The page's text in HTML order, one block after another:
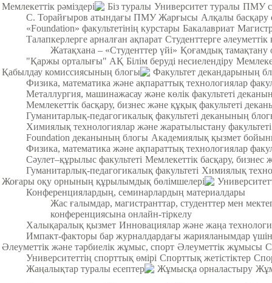
Мемлекеттік рәміздері
Біз туралы Университет туралы ПМУ
С. Торайғыров атындағы ПМУ Жарғысы Алқалы басқару
«Foundation» факультетінің курстары Бакалавриат
Талапкерлерге арналған ақпарат Студенттерге әлеуметтік
Жатақхана – «Студенттер үйі» Қоғамдық тамақтану
"Қаржы орталығы" АҚ Білім беруді несиелендіру
Қабылдау комиссиясының блогы
Факультет декандарының
Физика, математика және ақпараттық технологиялар
Металлургия, машинажасау және көлік факультеті
Мемлекеттік басқару, бизнес және құқық факультеті
Гуманитарлық-педагогикалық факультеті деканының
Химиялық технологиялар және жаратылыстану
Foundation деканының блогы Академиялық қызмет
Физика, математика және ақпараттық технологиялар
Cәулет–құрылыс факультеті Мемлекеттік басқару, бизнес
Гуманитарлық-педагогикалық факультеті Химиялық
Жоғары оқу орнының құрылымдық бөлімшелері
Конференциялардың, семинарлардың материалдары
Жас ғалымдар, магистранттар, студенттер мен
конференциясына онлайн-тіркелу
Халықаралық қызмет Инновациялар және жаңа
Импакт-факторы бар журналдардағы жарияланымдар үшін
Әлеуметтік және тәрбиелік жұмыс, спорт Әлеуметтік жұмысы
Университеттің спорттық өмірі Спорттық жетістіктер
Жаңалықтар туралы есептер
Жұмысқа орналастыру